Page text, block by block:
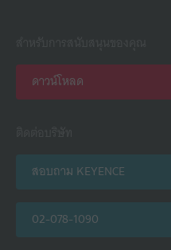
ดาวน์โหลด
สอบถาม KEYENCE
02-078-1090